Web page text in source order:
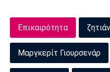
Επικαιρότητα
Μαργκερίτ Γιουρσενάρ